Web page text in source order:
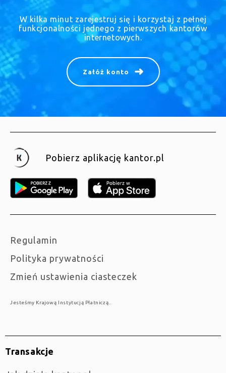
W kilka minut zarejestruj się i korzystaj z pełnej
funkcjonalności jednego z pierwszych kantorów
internetowych.
Załóż konto
Pobierz aplikację kantor.pl
Regulamin
Polityka prywatności
Zmień ustawienia ciasteczek
Jesteśmy Krajową Instytucją Płatniczą..
Transakcje